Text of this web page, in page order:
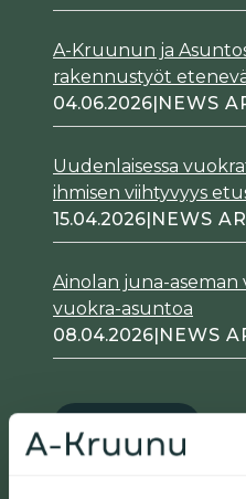
A-Kruunun ja
rakennustyöt
04.06.2026 NEWS
Uudenlaisessa
ihmisen viihtyvyys
15.04.2026 NEWS
Ainolan juna-aseman
vuokra-asuntoa
08.04.2026 NEWS